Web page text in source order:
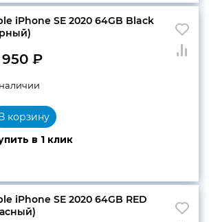
iPhone SE 2020 64GB Black
950 ₽
в 1 клик
корзину
iPhone SE 2020 64GB RED
318-40-14
до 21:00, без